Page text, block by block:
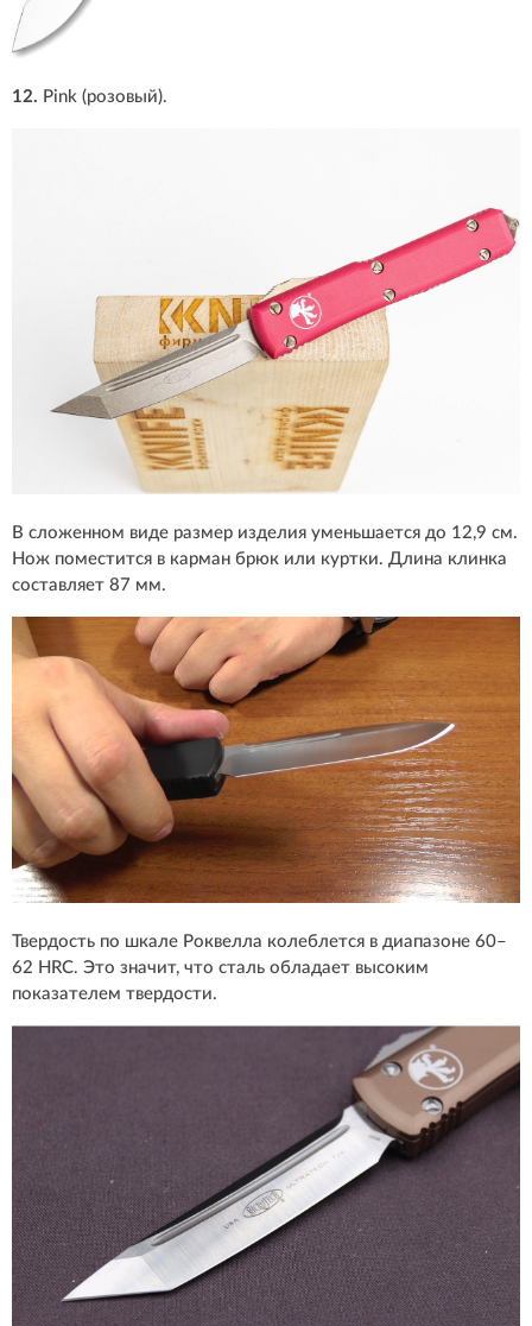
12. Pink (розовый).
В сложенном виде размер изделия уменьшается до 12,9 см.
Нож поместится в карман брюк или куртки. Длина клинка
составляет 87 мм.
Твердость по шкале Роквелла колеблется в диапазоне 60–
62 HRC. Это значит, что сталь обладает высоким
показателем твердости.